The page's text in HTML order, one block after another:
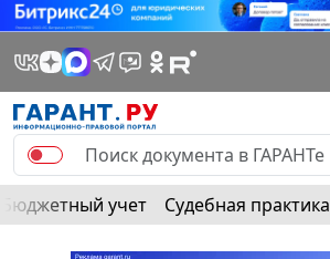
Бюджетный учет Судебная практика